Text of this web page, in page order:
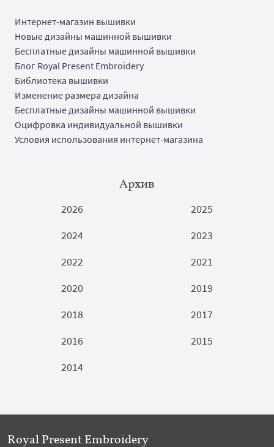
Интернет-магазин вышивки
Новые дизайны машинной вышивки
Бесплатные дизайны машинной вышивки
Блог Royal Present Embroidery
Библиотека вышивки
Изменение размера дизайна
Бесплатные дизайны машинной вышивки
Оцифровка индивидуальной вышивки
Условия использования интернет-магазина
Архив
2026
2025
2024
2023
2022
2021
2020
2019
2018
2017
2016
2015
2014
Royal Present Embroidery